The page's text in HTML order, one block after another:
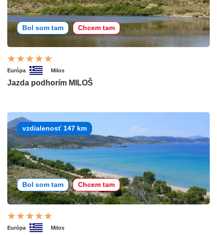
Bol som tam Chcem tam
Európa Milos
Jazda podhorím MILOŠ
vzdialenosť 147 km
Bol som tam Chcem tam
Európa Milos